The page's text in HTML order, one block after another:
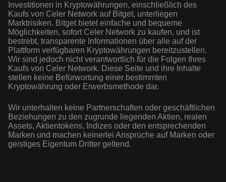
Investitionen in Kryptowährungen, einschließlich des
Kaufs von Celer Network auf Bitget, unterliegen
Marktrisiken. Bitget bietet einfache und bequeme
Möglichkeiten, sofort Celer Network zu kaufen, und ist
bestrebt, transparente Informationen über alle auf der
Plattform verfügbaren Kryptowährungen bereitzustellen.
Wir sind jedoch nicht verantwortlich für die Folgen Ihres
Kaufs von Celer Network. Diese Seite und ihre Inhalte
stellen keine Befürwortung einer bestimmten
Kryptowährung oder Erwerbsmethode dar.
Wir unterhalten keine Partnerschaften oder geschäftlichen
Beziehungen zu den zugrunde liegenden Aktien, realen
Assets, Aktientokens, Indizes oder den entsprechenden
Marken und machen keinerlei Ansprüche auf Marken oder
geistiges Eigentum Dritter geltend.